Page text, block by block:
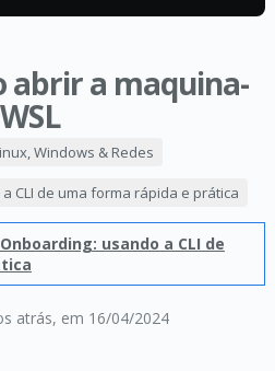
abrir a maquina-
WSL
atrás, em 16/04/2024
Windows & Redes
CLI de uma forma rápida e prática
usando a CLI de